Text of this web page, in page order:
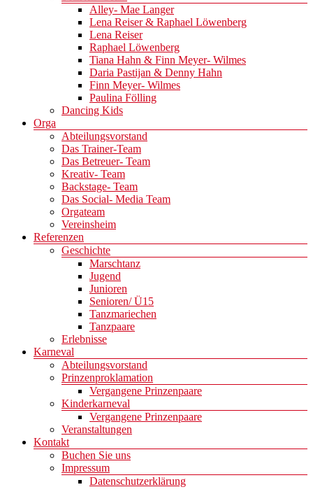
Alley- Mae Langer
Lena Reiser & Raphael Löwenberg
Lena Reiser
Raphael Löwenberg
Tiana Hahn & Finn Meyer- Wilmes
Daria Pastijan & Denny Hahn
Finn Meyer- Wilmes
Paulina Fölling
Dancing Kids
Orga
Abteilungsvorstand
Das Trainer-Team
Das Betreuer- Team
Kreativ- Team
Backstage- Team
Das Social- Media Team
Orgateam
Vereinsheim
Referenzen
Geschichte
Marschtanz
Jugend
Junioren
Senioren/ Ü15
Tanzmariechen
Tanzpaare
Erlebnisse
Karneval
Abteilungsvorstand
Prinzenproklamation
Vergangene Prinzenpaare
Kinderkarneval
Vergangene Prinzenpaare
Veranstaltungen
Kontakt
Buchen Sie uns
Impressum
Datenschutzerklärung